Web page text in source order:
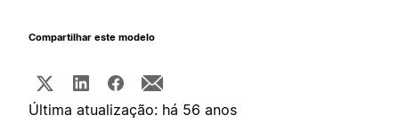
Compartilhar este modelo
Última atualização: há 56 anos